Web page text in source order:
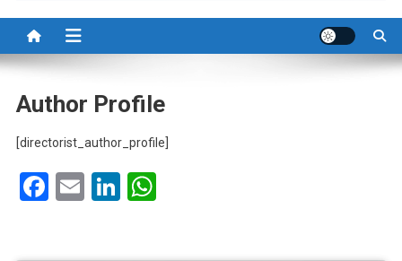
Author Profile
[directorist_author_profile]
Facebook
EmailLinkedIn